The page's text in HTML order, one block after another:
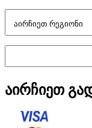
აირჩიეთ